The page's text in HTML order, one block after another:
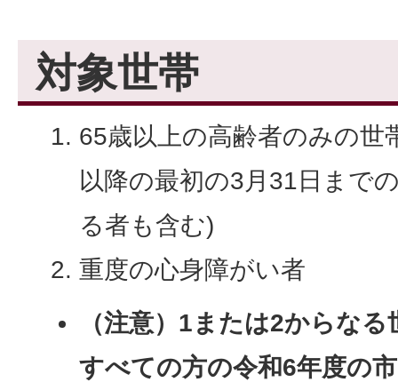
対象世帯
65歳以上の高齢者のみの
以降の最初の3月31日まで
る者も含む)
重度の心身障がい者
（注意）1または2からな
すべての方の令和6年度の